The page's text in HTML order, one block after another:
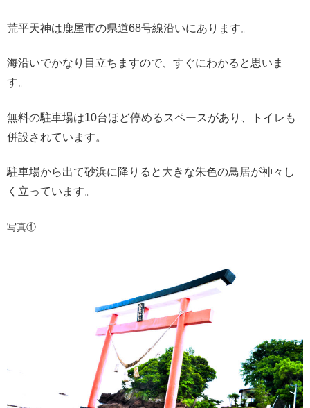
荒平天神は鹿屋市の県道68号線沿いにあります。
海沿いでかなり目立ちますので、すぐにわかると思いま
す。
無料の駐車場は10台ほど停めるスペースがあり、トイレも
併設されています。
駐車場から出て砂浜に降りると大きな朱色の鳥居が神々し
く立っています。
写真①